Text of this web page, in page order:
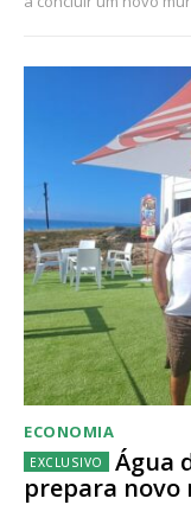
ECONOMIA
Água
prepara